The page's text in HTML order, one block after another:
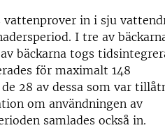
in i sju
I tre av
bäckarna togs
för maximalt 148
28 av dessa som var
om användningen av
samlades också in.